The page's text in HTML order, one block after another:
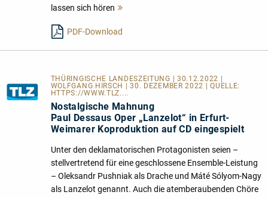
lassen sich hören
PDF-Download
THÜRINGISCHE LANDESZEITUNG | 30.12.2022 |
WOLFGANG HIRSCH | 30. DEZEMBER 2022 | QUELLE:
HTTPS://WWW.TLZ....
Nostalgische Mahnung
Paul Dessaus Oper „Lanzelot“ in Erfurt-
Weimarer Koproduktion auf CD eingespielt
Unter den deklamatorischen Protagonisten seien –
stellvertretend für eine geschlossene Ensemble-Leistung
– Oleksandr Pushniak als Drache und Máté Sólyom-Nagy
als Lanzelot genannt. Auch die atemberaubenden Chöre